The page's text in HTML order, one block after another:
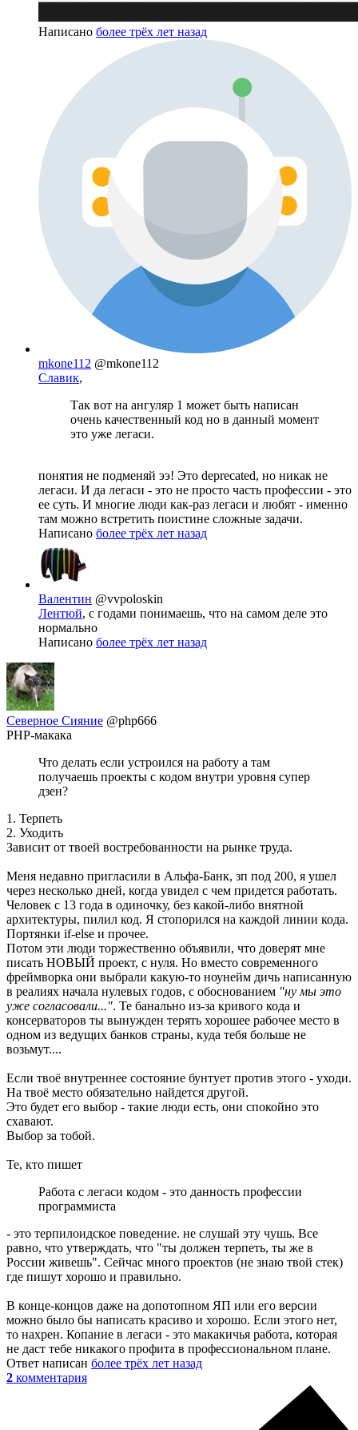
Написано более трёх лет назад
mkone112 @mkone112
Славик,
Так вот на ангуляр 1 может быть написан
очень качественный код но в данный момент
это уже легаси.
понятия не подменяй ээ! Это deprecated, но никак не
легаси. И да легаси - это не просто часть профессии - это
ее суть. И многие люди как-раз легаси и любят - именно
там можно встретить поистине сложные задачи.
Написано более трёх лет назад
Валентин @vvpoloskin
Лентюй, с годами понимаешь, что на самом деле это
нормально
Написано более трёх лет назад
Северное Сияние @php666
PHP-макака
Что делать если устроился на работу а там
получаешь проекты с кодом внутри уровня супер
дзен?
1. Терпеть
2. Уходить
Зависит от твоей востребованности на рынке труда.
Меня недавно пригласили в Альфа-Банк, зп под 200, я ушел
через несколько дней, когда увидел с чем придется работать.
Человек с 13 года в одиночку, без какой-либо внятной
архитектуры, пилил код. Я стопорился на каждой линии кода.
Портянки if-else и прочее.
Потом эти люди торжественно объявили, что доверят мне
писать НОВЫЙ проект, с нуля. Но вместо современного
фреймворка они выбрали какую-то ноунейм дичь написанную
в реалиях начала нулевых годов, с обоснованием "ну мы это
уже согласовали...". Те банально из-за кривого кода и
консерваторов ты вынужден терять хорошее рабочее место в
одном из ведущих банков страны, куда тебя больше не
возьмут....
Если твоё внутреннее состояние бунтует против этого - уходи.
На твоё место обязательно найдется другой.
Это будет его выбор - такие люди есть, они спокойно это
схавают.
Выбор за тобой.
Те, кто пишет
Работа с легаси кодом - это данность профессии
программиста
- это терпилоидское поведение. не слушай эту чушь. Все
равно, что утверждать, что "ты должен терпеть, ты же в
России живешь". Сейчас много проектов (не знаю твой стек)
где пишут хорошо и правильно.
В конце-концов даже на допотопном ЯП или его версии
можно было бы написать красиво и хорошо. Если этого нет,
то нахрен. Копание в легаси - это макакичья работа, которая
не даст тебе никакого профита в профессиональном плане.
Ответ написан более трёх лет назад
2 комментария